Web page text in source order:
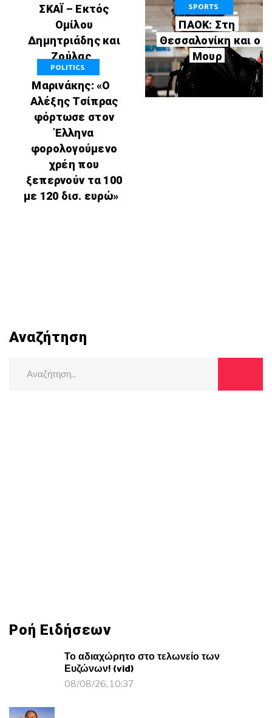
ΣΚΑΪ – Εκτός
Ομίλου
Δημητριάδης και
Ζούλας
SPORTS
ΠΑΟΚ: Στη
Θεσσαλονίκη και ο
Μουρ
POLITICS
Μαρινάκης: «Ο
Αλέξης Τσίπρας
φόρτωσε στον
Έλληνα
φορολογούμενο
χρέη που
ξεπερνούν τα 100
με 120 δισ. ευρώ»
Αναζήτηση
Ροή Ειδήσεων
Το αδιαχώρητο στο τελωνείο των
Ευζώνων! (vid)
08/08/26, 10:37